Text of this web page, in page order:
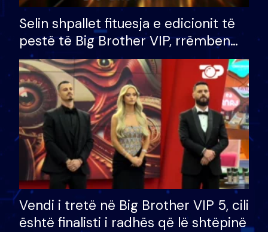
Selin shpallet fituesja e edicionit të
pestë të Big Brother VIP, rrëmben
çmimin e madh prej 100 mijë eurosh
Vendi i tretë në Big Brother VIP 5, cili
është finalisti i radhës që lë shtëpinë